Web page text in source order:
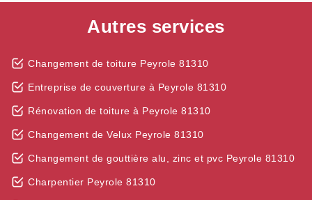
Autres services
Changement de toiture Peyrole 81310
Entreprise de couverture à Peyrole 81310
Rénovation de toiture à Peyrole 81310
Changement de Velux Peyrole 81310
Changement de gouttière alu, zinc et pvc Peyrole 81310
Charpentier Peyrole 81310